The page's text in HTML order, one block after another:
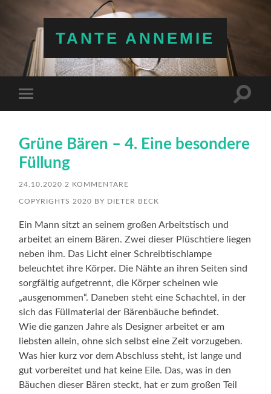
TANTE ANNEMIE
Menü
Grüne Bären – 4. Eine besondere
Füllung
24.10.2020 2 KOMMENTARE
COPYRIGHTS 2020 BY DIETER BECK
Ein Mann sitzt an seinem großen Arbeitstisch und
arbeitet an einem Bären. Zwei dieser Plüschtiere liegen
neben ihm. Das Licht einer Schreibtischlampe
beleuchtet ihre Körper. Die Nähte an ihren Seiten sind
sorgfältig aufgetrennt, die Körper scheinen wie
„ausgenommen“. Daneben steht eine Schachtel, in der
sich das Füllmaterial der Bärenbäuche befindet.
Wie die ganzen Jahre als Designer arbeitet er am
liebsten allein, ohne sich selbst eine Zeit vorzugeben.
Was hier kurz vor dem Abschluss steht, ist lange und
gut vorbereitet und hat keine Eile. Das, was in den
Bäuchen dieser Bären steckt, hat er zum großen Teil